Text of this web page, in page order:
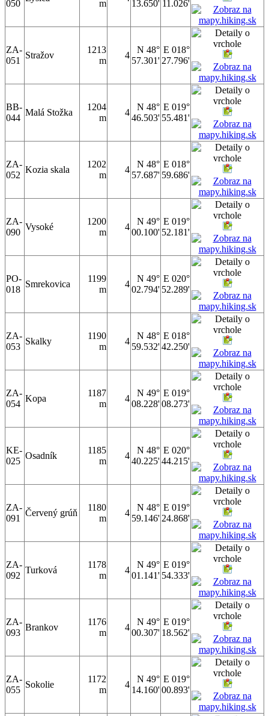
050 m 13.650' 11.026'
ZA-
051
Stražov
1213
m
4
N 48°
57.301'
E 018°
27.796'
BB-
044
Malá Stožka
1204
m
4
N 48°
46.503'
E 019°
55.481'
ZA-
052
Kozia skala
1202
m
4
N 48°
57.687'
E 018°
59.686'
ZA-
090
Vysoké
1200
m
4
N 49°
00.100'
E 019°
52.181'
PO-
018
Smrekovica
1199
m
4
N 49°
02.794'
E 020°
52.289'
ZA-
053
Skalky
1190
m
4
N 48°
59.532'
E 018°
42.250'
ZA-
054
Kopa
1187
m
4
N 49°
08.228'
E 019°
08.273'
KE-
025
Osadník
1185
m
4
N 48°
40.225'
E 020°
44.215'
ZA-
091
Červený grúň
1180
m
4
N 48°
59.146'
E 019°
24.868'
ZA-
092
Turková
1178
m
4
N 49°
01.141'
E 019°
54.333'
ZA-
093
Brankov
1176
m
4
N 49°
00.307'
E 019°
18.562'
ZA-
055
Sokolie
1172
m
4
N 49°
14.160'
E 019°
00.893'